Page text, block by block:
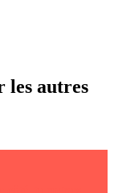
les autres